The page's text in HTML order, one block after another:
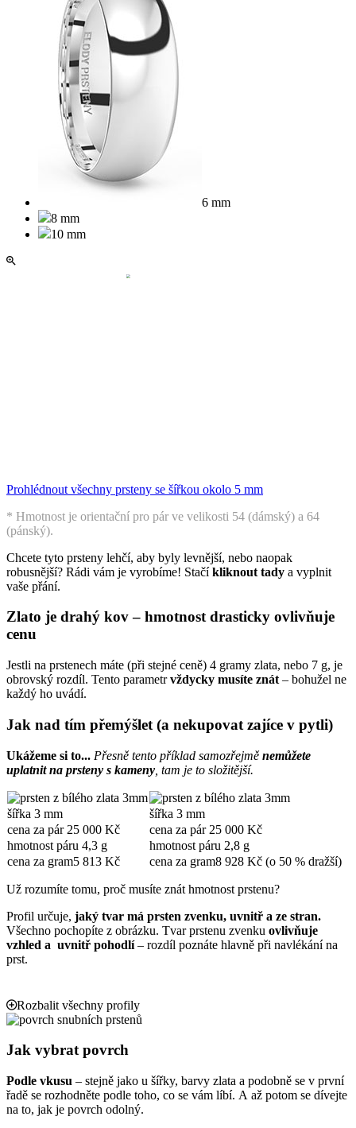
6 mm
8 mm
10 mm
Prohlédnout všechny prsteny se šířkou okolo 5 mm
* Hmotnost je orientační pro pár ve velikosti 54 (dámský) a 64
(pánský).
Chcete tyto prsteny lehčí, aby byly levnější, nebo naopak
robusnější? Rádi vám je vyrobíme! Stačíkliknout tady a vyplnit
vaše přání.
Zlato je drahý kov – hmotnost drasticky ovlivňuje
cenu
Jestli na prstenech máte (při stejné ceně) 4 gramy zlata, nebo 7 g, je
obrovský rozdíl. Tento parametrvždycky musíte znát – bohužel ne
každý ho uvádí.
Jak nad tím přemýšlet (a nekupovat zajíce v pytli)
Ukážeme si to... Přesně tento příklad samozřejmě nemůžete
uplatnit na prsteny s kameny , tam je to složitější.
šířka 3 mm šířka 3 mm
cena za pár 25 000 Kč cena za pár 25 000 Kč
hmotnost páru 4,3 g hmotnost páru 2,8 g
cena za gram5 813 Kč cena za gram8 928 Kč (o 50 % dražší)
Už rozumíte tomu, proč musíte znát hmotnost prstenu?
Profil určuje, jaký tvar má prsten zvenku, uvnitř a ze stran.
Všechno pochopíte z obrázku. Tvar prstenu zvenku ovlivňuje
vzhled a uvnitř pohodlí– rozdíl poznáte hlavně při navlékání na
prst.
Rozbalit všechny profily
Jak vybrat povrch
Podle vkusu – stejně jako u šířky, barvy zlata a podobně se v první
řadě se rozhodněte podle toho, co se vám líbí. A až potom se dívejte
na to, jak je povrch odolný.